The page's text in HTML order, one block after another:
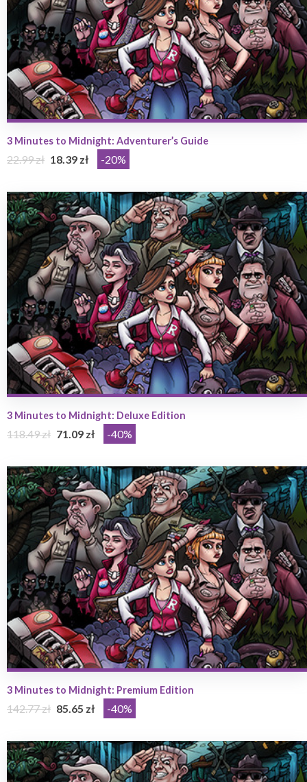
3 Minutes to Midnight: Adventurer’s Guide
22.99 zł 18.39 zł -20%
3 Minutes to Midnight: Deluxe Edition
118.49 zł 71.09 zł -40%
3 Minutes to Midnight: Premium Edition
142.77 zł 85.65 zł -40%